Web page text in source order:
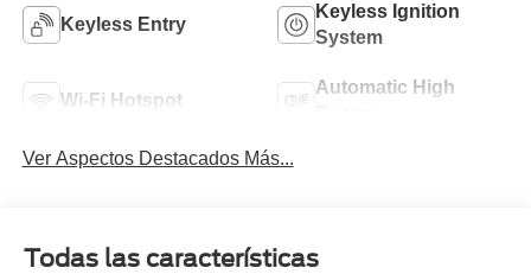
Keyless Entry
Keyless Ignition
System
Wi-Fi Hotspot
Automatic High
Ver Aspectos Destacados Más...
Todas las características